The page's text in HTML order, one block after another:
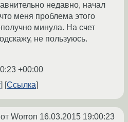
недавно, начал
меня проблема этого
минула. На счет
не пользуюсь.
+00:00
Ссылка
от Worron 16.03.2015 19:00:23